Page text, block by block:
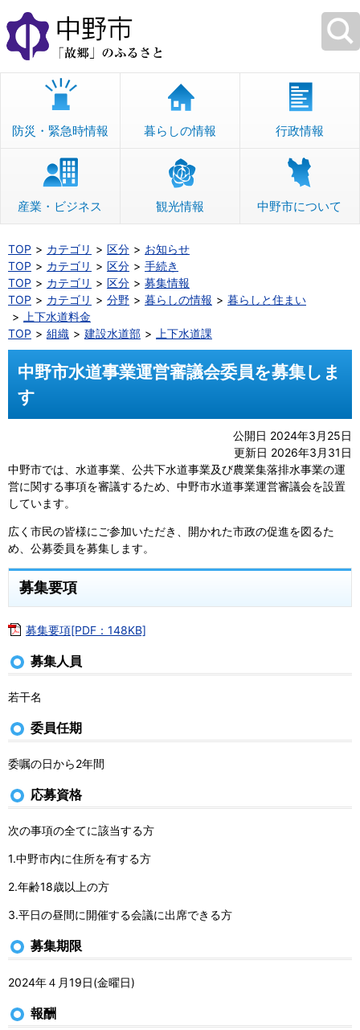
本
文
へ
移
防災・緊急時情報 暮らしの情報 行政情報
産業・ビジネス 観光情報 中野市について
TOP カテゴリ 区分
お知らせ
TOP
カテゴリ 区分
手続き
TOP
カテゴリ 区分
募集情報
TOP
カテゴリ 分野 暮らしの情報
暮らしと住まい
上下水道料金
TOP
組織 建設水道部 上下水道課
中野市水道事業運営審議会委員を募集しま
す
公開日 2024年3月25日
更新日 2026年3月31日
中野市では、水道事業、公共下水道事業及び農業集落排水事業の運
営に関する事項を審議するため、中野市水道事業運営審議会を設置
しています。
広く市民の皆様にご参加いただき、開かれた市政の促進を図るた
め、公募委員を募集します。
募集要項
募集要項[PDF：148KB]
募集人員
若干名
委員任期
委嘱の日から2年間
応募資格
次の事項の全てに該当する方
1.中野市内に住所を有する方
2.年齢18歳以上の方
3.平日の昼間に開催する会議に出席できる方
募集期限
2024年４月19日(金曜日)
報酬